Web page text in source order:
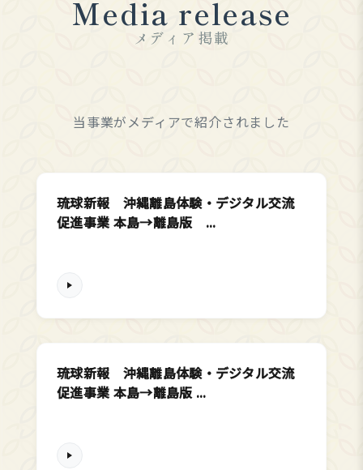
Media release
メディア掲載
当事業がメディアで紹介されました
琉球新報 沖縄離島体験・デジタル交流
促進事業 本島→離島版 ...
琉球新報 沖縄離島体験・デジタル交流
促進事業 本島→離島版 ...